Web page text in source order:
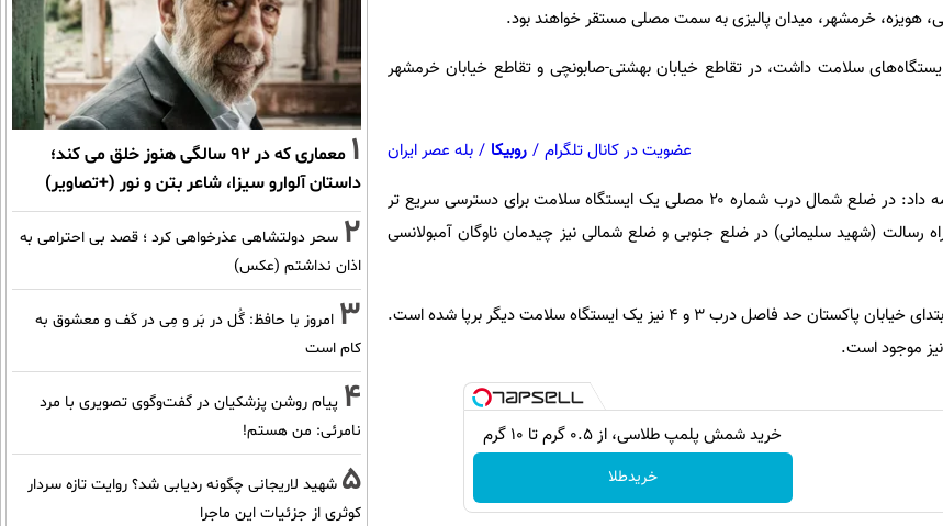
هویزه، خرمشهر، میدان پالیزی به سمت مصلی مستقر خواهند بود.
سلامت داشت، در تقاطع خیابان بهشتی-صابونچی و تقاطع خیابان خرمشهر
عضویت در کانال تلگرام / روبیکا / بله عصر ایران
رییس سازمان اورژانس استان تهران ادامه داد: در ضلع شمال درب شماره ۲۰ مصلی یک ایستگاه سلامت برای دسترسی سریع تر
رسالت (شهید سلیمانی) در ضلع جنوبی و ضلع شمالی نیز چیدمان ناوگان آمبولانسی
توکلی گت: از ابتدای خیابان صابونچی تا ابتدای خیابان پاکستان حد فاصل درب ۳ و ۴ نیز یک ایستگاه سلامت دیگر برپا شده است.
خرید شمش پلمپ طلاسی، از ۰.۵ گرم تا ۱۰ گرم
خریدطلا
1
معماری که در 92 سالگی هنوز خلق می کند؛
داستان آلوارو سیزا، شاعر بتن و نور (+تصاویر)
2 سحر دولتشاهی عذرخواهی کرد ؛ قصد بی احترامی به
اذان نداشتم (عکس)
3 امروز با حافظ: گُل در بَر و مِی در کَف و معشوق به
کام است
4 پیام روشن پزشکیان در گفت‌و‌گوی تصویری با مرد
نامرئی: من هستم!
5 شهید لاریجانی چگونه ردیابی شد؟ روایت تازه سردار
کوثری از جزئیات این ماجرا